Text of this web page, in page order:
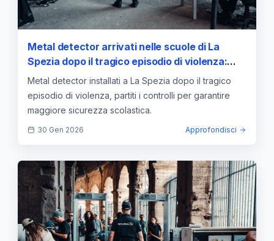
Metal detector arrivati nelle scuole di La
Spezia dopo il tragico episodio di violenza:
partiti i controlli
Metal detector installati a La Spezia dopo il tragico
episodio di violenza, partiti i controlli per garantire
maggiore sicurezza scolastica.
30 Gen 2026 Approfondisci